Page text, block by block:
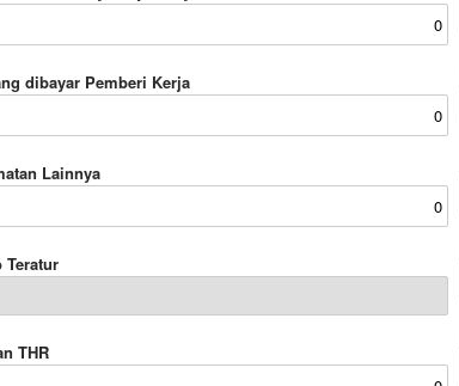
dibayar Pemberi Kerja
Lainnya
Teratur
THR